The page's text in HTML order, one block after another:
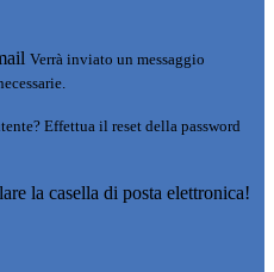
Verrà inviato un messaggio
Effettua il reset della password
la casella di posta elettronica!